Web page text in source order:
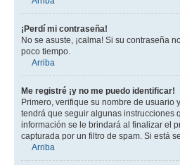
¡Perdí mi contraseña!
No se asuste, ¡calma! Si su contraseña
poco tiempo.
Arriba
Me registré ¡y no me puedo identificar!
Primero, verifique su nombre de usuario
tendrá que seguir algunas instrucciones
información se le brindará al finalizar el
capturada por un filtro de spam. Si está
Arriba